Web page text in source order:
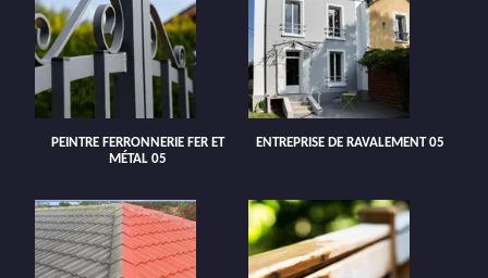
PEINTRE FERRONNERIE FER ET
MÉTAL 05
ENTREPRISE DE RAVALEMENT 05